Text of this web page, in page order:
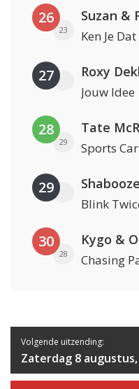
26
23
Suzan &
Ken Je
27 Roxy
Jouw Idee
28
29
Tate
Sports Car
29
Blink
30
28
Kygo &
Chasing
Volgende uitzending:
Zaterdag 8